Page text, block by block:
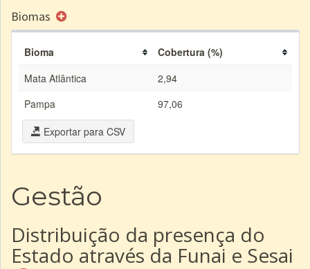
Biomas
Bioma
Cobertura (%)
Mata Atlântica
2,94
Pampa
97,06
Exportar para CSV
Gestão
Distribuição da presença do
Estado através da Funai e Sesai